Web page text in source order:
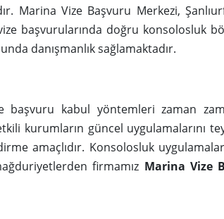
Marina Vize Başvuru Merkezi,
başvurularında doğru konsolosluk
danışmanlık sağlamaktadır.
başvuru kabul yöntemleri zaman
kurumların güncel uygulamalarını
amaçlıdır. Konsolosluk
firmamız Marina Vize